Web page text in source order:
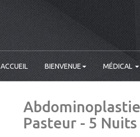
ACCUEIL BIENVENUE MÉDICAL
Pasteur - 5 Nuits